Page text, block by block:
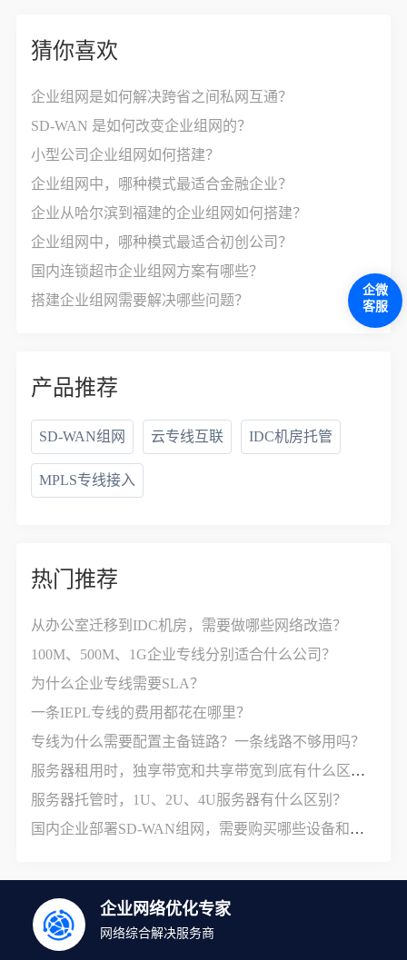
猜你喜欢
企业组网是如何解决跨省之间私网互通？
SD-WAN 是如何改变企业组网的？
小型公司企业组网如何搭建？
企业组网中，哪种模式最适合金融企业？
企业从哈尔滨到福建的企业组网如何搭建？
企业组网中，哪种模式最适合初创公司？
国内连锁超市企业组网方案有哪些？
搭建企业组网需要解决哪些问题？
产品推荐
SD-WAN组网 云专线互联 IDC机房托管
MPLS专线接入
热门推荐
从办公室迁移到IDC机房，需要做哪些网络改造？
100M、500M、1G企业专线分别适合什么公司？
为什么企业专线需要SLA？
一条IEPL专线的费用都花在哪里？
专线为什么需要配置主备链路？一条线路不够用吗？
服务器租用时，独享带宽和共享带宽到底有什么区别？
服务器托管时，1U、2U、4U服务器有什么区别？
国内企业部署SD-WAN组网，需要购买哪些设备和服务？
企业网络优化专家
网络综合解决服务商
企微
客服